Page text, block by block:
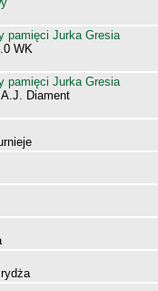
pamięci Jurka Gresia
WK
pamięci Jurka Gresia
Diament